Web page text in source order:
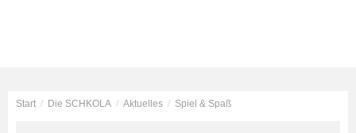
Start / Die SCHKOLA / Aktuelles / Spiel & Spaß